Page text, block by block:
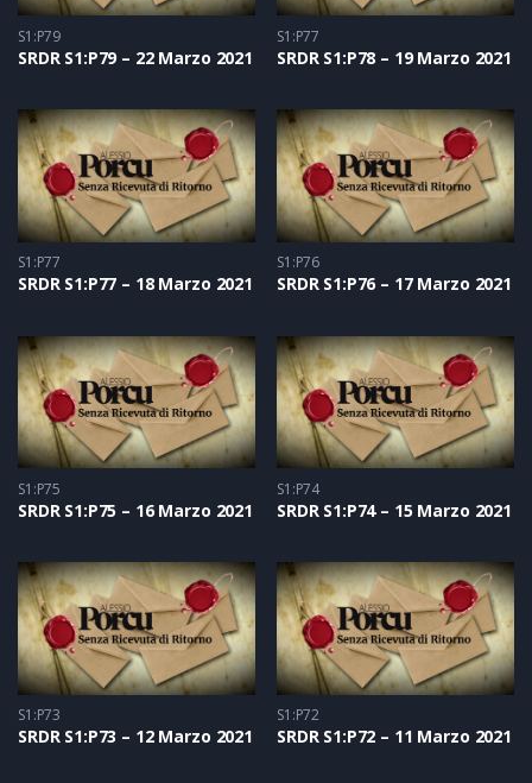
S1:P79
SRDR S1:P79 – 22 Marzo 2021
S1:P77
SRDR S1:P78 – 19 Marzo 2021
S1:P77
SRDR S1:P77 – 18 Marzo 2021
S1:P76
SRDR S1:P76 – 17 Marzo 2021
S1:P75
SRDR S1:P75 – 16 Marzo 2021
S1:P74
SRDR S1:P74 – 15 Marzo 2021
S1:P73
SRDR S1:P73 – 12 Marzo 2021
S1:P72
SRDR S1:P72 – 11 Marzo 2021